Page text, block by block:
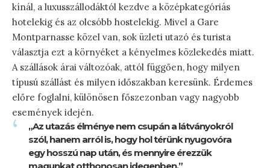
kínál, a luxusszállodáktól kezdve a középkategóriás
hotelekig és az olcsóbb hostelekig. Mivel a Gare
Montparnasse közel van, sok üzleti utazó és turista
választja ezt a környéket a kényelmes közlekedés miatt.
A szállások árai változóak, attól függően, hogy milyen
típusú szállást és milyen időszakban keresünk. Érdemes
előre foglalni, különösen főszezonban vagy nagyobb
események idején.
„Az utazás élménye nem csupán a látványokról
szól, hanem arról is, hogy hol térünk nyugovóra
egy hosszú nap után, és mennyire érezzük